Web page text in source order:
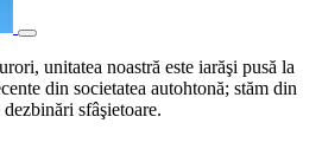
unitatea noastră este iarăşi pusă la
din societatea autohtonă; stăm din
sfâşietoare.